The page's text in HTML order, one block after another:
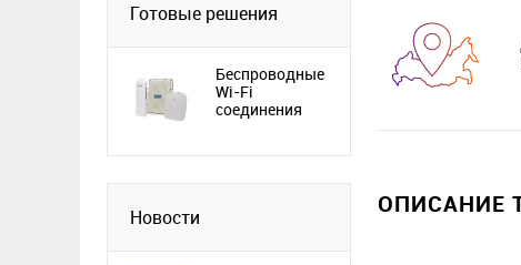
Готовые решения
Беспроводные
Wi-Fi
соединения
Новости ОПИСАНИЕ